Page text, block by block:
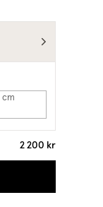
cm
2 200 kr